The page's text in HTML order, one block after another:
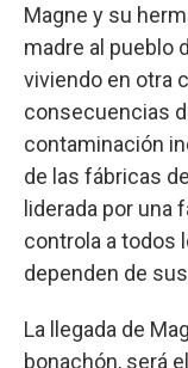
Magne y su
madre al pueblo
viviendo en otra
consecuencias
contaminación
de las fábricas
liderada por una
controla a todos
dependen de
La llegada de
bonachón, será